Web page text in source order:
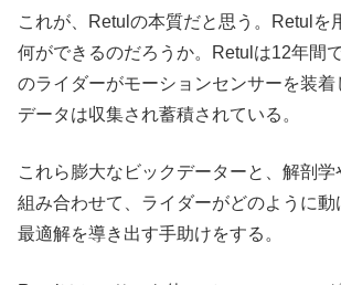
これが、Retulの本質だと思う。Retulを
何ができるのだろうか。Retulは12年間
のライダーがモーションセンサーを装
データは収集され蓄積されている。
これら膨大なビックデーターと、解剖
組み合わせて、ライダーがどのように動
最適解を導き出す手助けをする。